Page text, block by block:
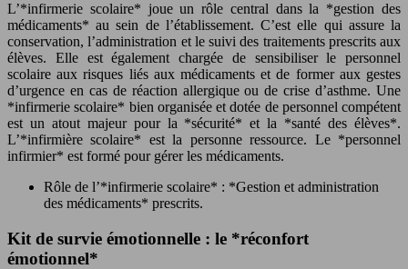
L’*infirmerie scolaire* joue un rôle central dans la *gestion des
médicaments* au sein de l’établissement. C’est elle qui assure la
conservation, l’administration et le suivi des traitements prescrits aux
élèves. Elle est également chargée de sensibiliser le personnel
scolaire aux risques liés aux médicaments et de former aux gestes
d’urgence en cas de réaction allergique ou de crise d’asthme. Une
*infirmerie scolaire* bien organisée et dotée de personnel compétent
est un atout majeur pour la *sécurité* et la *santé des élèves*.
L’*infirmière scolaire* est la personne ressource. Le *personnel
infirmier* est formé pour gérer les médicaments.
Rôle de l’*infirmerie scolaire* : *Gestion et administration
des médicaments* prescrits.
Kit de survie émotionnelle : le *réconfort
émotionnel*